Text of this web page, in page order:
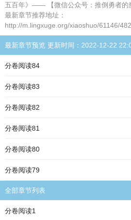
五百年》—— 【微信公众号：推倒勇者的
最新章节推荐地址：
http://m.lingxuge.org/xiaoshuo/61146/
最新章节预览 更新时间：2022-12-22
分卷阅读84
分卷阅读83
分卷阅读82
分卷阅读81
分卷阅读80
分卷阅读79
全部章节列表
分卷阅读1